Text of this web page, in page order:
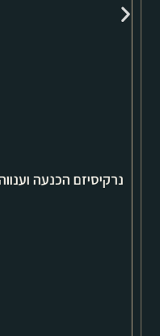
נרקיסיזם הכנעה וענווה